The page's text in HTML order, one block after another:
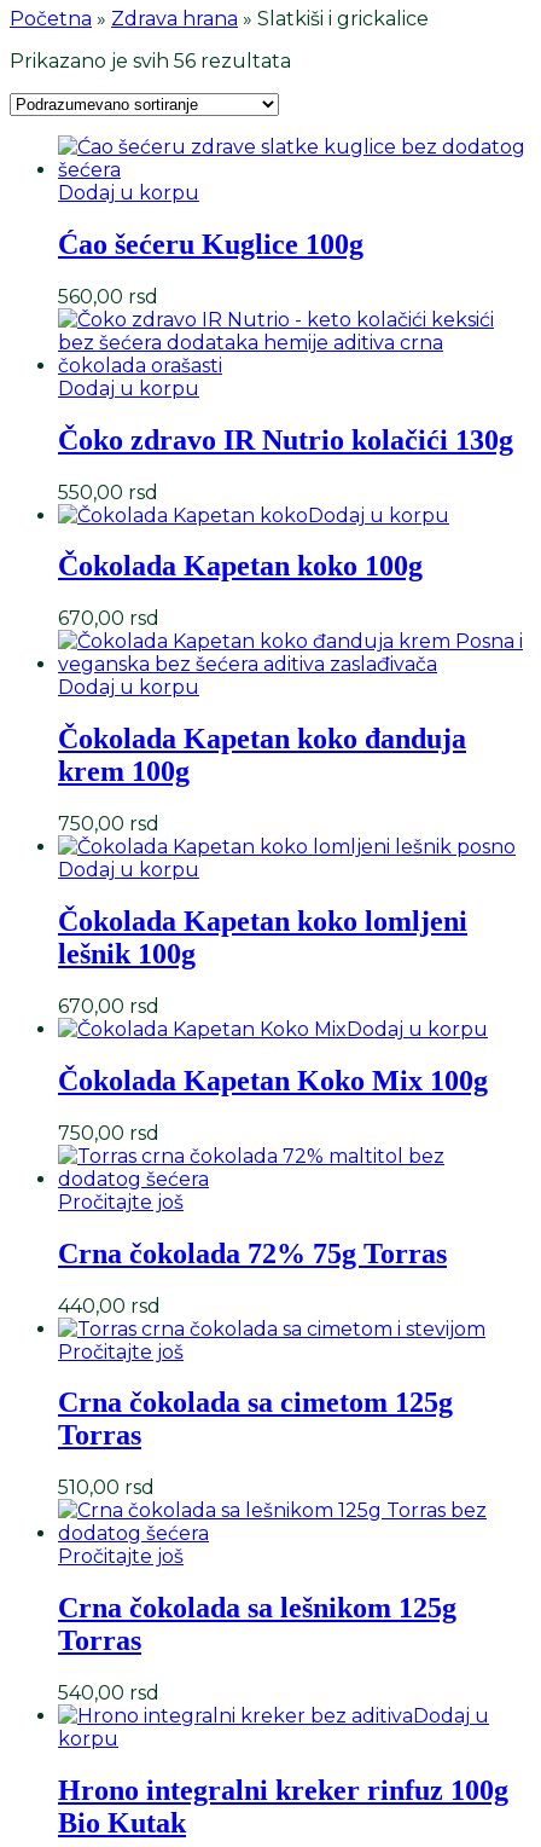
Početna » Zdrava hrana » Slatkiši i grickalice
Prikazano je svih 56 rezultata
Dodaj u korpu
Ćao šećeru Kuglice 100g
560,00 rsd
Dodaj u korpu
Čoko zdravo IR Nutrio kolačići 130g
550,00 rsd
Dodaj u korpu
Čokolada Kapetan koko 100g
670,00 rsd
Dodaj u korpu
Čokolada Kapetan koko đanduja
krem 100g
750,00 rsd
Dodaj u korpu
Čokolada Kapetan koko lomljeni
lešnik 100g
670,00 rsd
Dodaj u korpu
Čokolada Kapetan Koko Mix 100g
750,00 rsd
Pročitajte još
Crna čokolada 72% 75g Torras
440,00 rsd
Pročitajte još
Crna čokolada sa cimetom 125g
Torras
510,00 rsd
Pročitajte još
Crna čokolada sa lešnikom 125g
Torras
540,00 rsd
Dodaj u
korpu
Hrono integralni kreker rinfuz 100g
Bio Kutak